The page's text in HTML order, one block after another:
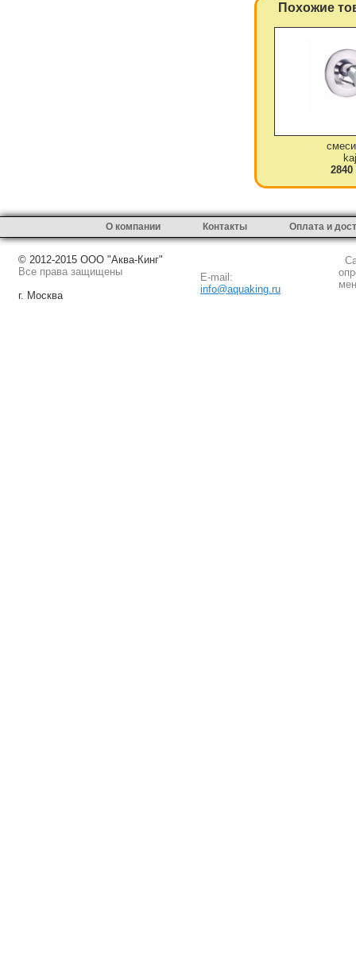
Похожие
2840
О компании Контакты Оплата и
© 2012-2015 ООО "Аква-Кинг"
Все права защищены
г. Москва
E-mail:
info@aquaking.ru